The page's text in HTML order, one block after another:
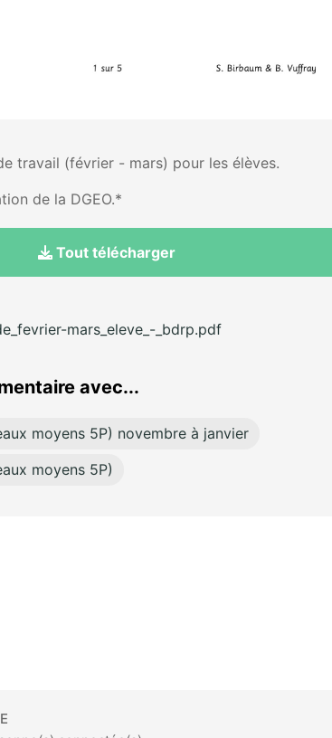
travail (février - mars) pour les élèves.
de la DGEO.*
Tout télécharger
mars_eleve_-_bdrp.pdf
avec...
moyens 5P) novembre à janvier
moyens 5P)